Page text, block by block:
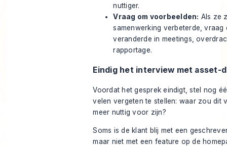
nuttiger.
Vraag om voorbeelden: Als ze
samenwerking verbeterde, vraag
veranderde in meetings,
rapportage.
Eindig het interview met asset-
Voordat het gesprek eindigt, stel nog
velen vergeten te stellen: waar zou dit
meer nuttig voor zijn?
Soms is de klant blij met een
maar niet met een feature op de